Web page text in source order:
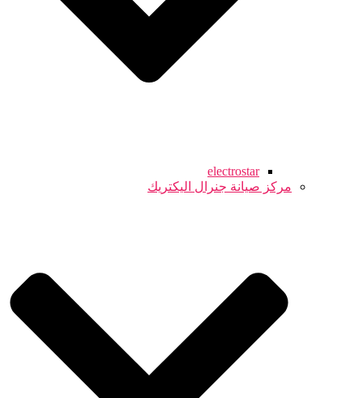
electrostar
مركز صيانة جنرال اليكتريك